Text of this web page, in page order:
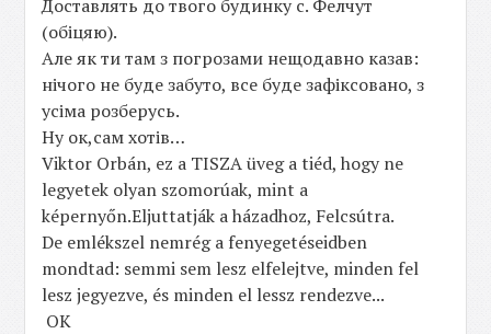
Доставлять до твого будинку с. Фелчут
(обіцяю).
Але як ти там з погрозами нещодавно казав:
нічого не буде забуто, все буде зафіксовано, з
усіма розберусь.
Ну ок,сам хотів…
Viktor Orbán, ez a TISZA üveg a tiéd, hogy ne
legyetek olyan szomorúak, mint a
képernyőn.Eljuttatják a házadhoz, Felcsútra.
De emlékszel nemrég a fenyegetéseidben
mondtad: semmi sem lesz elfelejtve, minden fel
lesz jegyezve, és minden el lessz rendezve...
OK